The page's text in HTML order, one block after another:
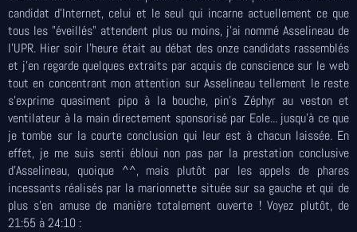
candidat d'Internet, celui et le seul qui incarne actuellement ce que
tous les "éveillés" attendent plus ou moins, j'ai nommé Asselineau de
l'UPR. Hier soir l'heure était au débat des onze candidats rassemblés
et j'en regarde quelques extraits par acquis de conscience sur le web
tout en concentrant mon attention sur Asselineau tellement le reste
s'exprime quasiment pipo à la bouche, pin's Zéphyr au veston et
ventilateur à la main directement sponsorisé par Eole... jusqu'à ce que
je tombe sur la courte conclusion qui leur est à chacun laissée. En
effet, je me suis senti ébloui non pas par la prestation conclusive
d'Asselineau, quoique ^^, mais plutôt par les appels de phares
incessants réalisés par la marionnette située sur sa gauche et qui de
plus s'en amuse de manière totalement ouverte ! Voyez plutôt, de
21:55 à 24:10 :